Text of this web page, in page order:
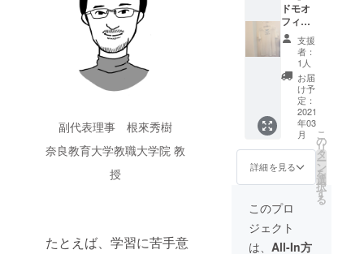
副代表理事 根來秀樹
奈良教育大学教職大学院 教
授
たとえば、学習に苦手意
フレッ
トと
ショッ
プカー
ド（2パ
ター
ン）
3．事業
経過報
告書と
コドモ
たちか
らお礼
のお手
紙 4．
ご希望
の方は
コドモ
オフィ
ドモオ
フィス
限定】
非売品T
シャツ
（Sサイ
ズ/Lサ
イズ）
2. 【コ
ドモオ
フィス
限定】
名前入
りサ
ポー
ターズ
カード
※支
援時、
支援
者：
1人
お届
け予
定：
2021
年03
月
詳細を見る
こ
の
リ
タ
ー
ン
を
選
択
す
る
このプロ
ジェクト
は、 All-In方